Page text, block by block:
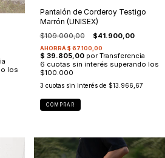
Pantalón de Corderoy Testigo
Marrón (UNISEX)
$109.000,00 $41.900,00
3 cuotas sin interés de $13.966,67
COMPRAR